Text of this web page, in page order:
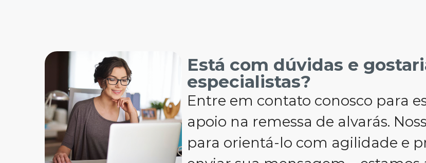
Está com dúvidas e
especialistas?
Entre em contato conosco para
apoio na remessa de alvarás.
para orientá-lo com agilidade e